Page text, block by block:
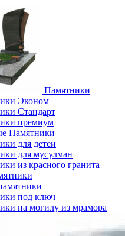
Памятники
Эконом
Стандарт
премиум
Памятники
для детеи
для мусулман
из красного гранита
под ключ
на могилу из мрамора